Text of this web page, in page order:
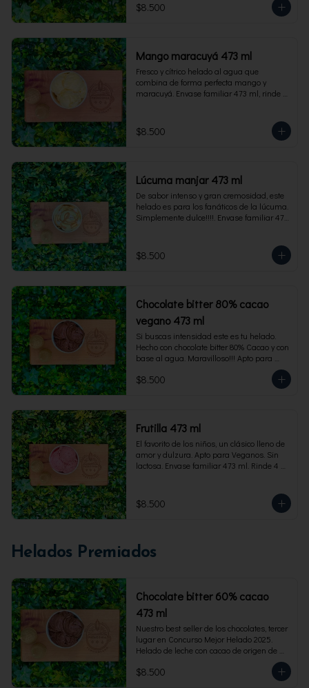
$8.500
Mango maracuyá 473 ml
Fresco y cítrico helado al agua que
combina de forma perfecta mango y
maracuyá. Envase familiar 473 ml, rinde 4
$8.500
Lúcuma manjar 473 ml
De sabor intenso y gran cremosidad, este
helado es para los fanáticos de la lúcuma.
Simplemente dulce!!!!. Envase familiar 473
$8.500
Chocolate bitter 80% cacao
vegano 473 ml
Si buscas intensidad este es tu helado.
Hecho con chocolate bitter 80% Cacao y con
base al agua. Maravilloso!!! Apto para
veganos. Envase familiar 473 ml, rinde 4
porciones
$8.500
Frutilla 473 ml
El favorito de los niños, un clásico lleno de
amor y dulzura. Apto para Veganos. Sin
lactosa. Envase familiar 473 ml. Rinde 4
$8.500
Helados Premiados
Chocolate bitter 60% cacao
473 ml
Nuestro best seller de los chocolates, tercer
lugar en Concurso Mejor Helado 2025.
Helado de leche con cacao de origen de
intensidad al 60%. Envase familiar 473 ml,
rinde 4  porciones.
$8.500